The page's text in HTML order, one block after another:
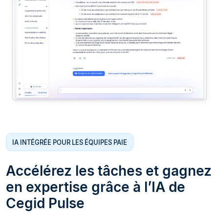
IA INTÉGRÉE POUR LES ÉQUIPES PAIE
Accélérez les tâches et gagnez
en expertise grâce à l’IA de
Cegid Pulse